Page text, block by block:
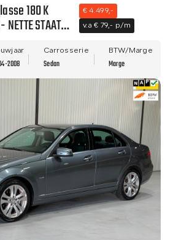
180 K
STAAT-
€ 4.499,-
v.a € 79,- p/m
2008
Carrosserie
Sedan
BTW/Marge
Marge